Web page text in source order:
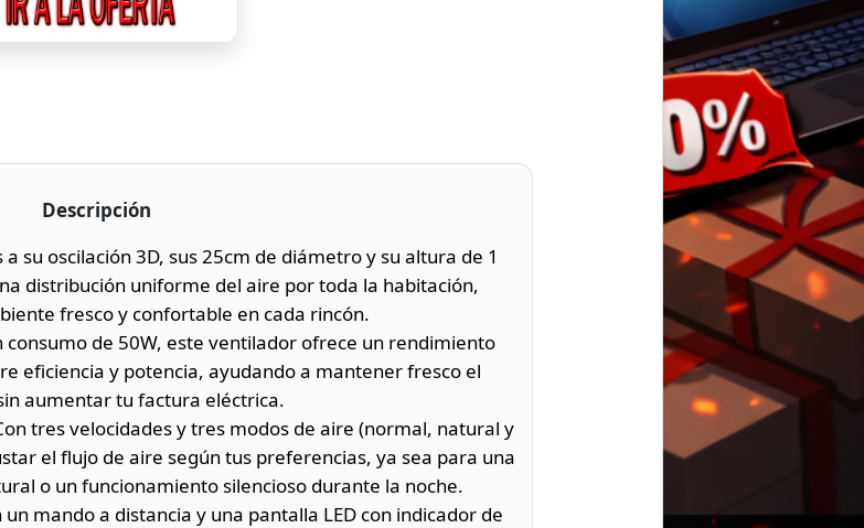
Descripción
a su oscilación 3D, sus 25cm de diámetro y su altura de 1
distribución uniforme del aire por toda la habitación,
fresco y confortable en cada rincón.
consumo de 50W, este ventilador ofrece un rendimiento
eficiencia y potencia, ayudando a mantener fresco el
aumentar tu factura eléctrica.
tres velocidades y tres modos de aire (normal, natural y
el flujo de aire según tus preferencias, ya sea para una
o un funcionamiento silencioso durante la noche.
un mando a distancia y una pantalla LED con indicador de